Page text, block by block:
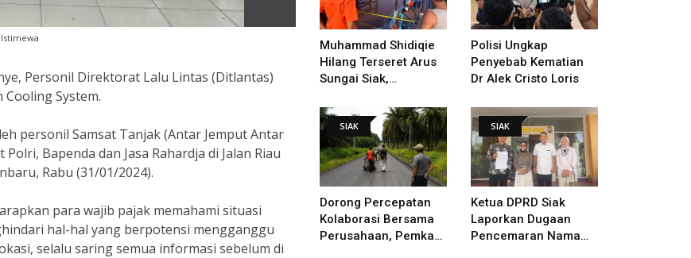
Personil Direktorat Lalu Lintas (Ditlantas)
System.
personil Samsat Tanjak (Antar Jemput Antar
Bapenda dan Jasa Rahardja di Jalan Riau
Rabu (31/01/2024).
para wajib pajak memahami situasi
hal-hal yang berpotensi mengganggu
selalu saring semua informasi sebelum di
Muhammad Shidiqie
Hilang Terseret Arus
Sungai Siak,
Dilakukan
Polisi Ungkap
Penyebab Kematian
Dr Alek Cristo Loris
SIAK
Dorong Percepatan
Kolaborasi Bersama
Perusahaan, Pemkab
SIAK
Ketua DPRD Siak
Laporkan Dugaan
Pencemaran Nama